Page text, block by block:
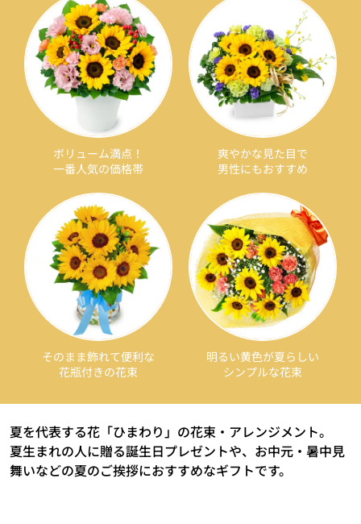
ボリューム満点！
一番人気の価格帯
爽やかな見た目で
男性にもおすすめ
そのまま飾れて便利な
花瓶付きの花束
明るい黄色が夏らしい
シンプルな花束
夏を代表する花「ひまわり」の花束・アレンジメント。
夏生まれの人に贈る誕生日プレゼントや、お中元・暑中見
舞いなどの夏のご挨拶におすすめなギフトです。